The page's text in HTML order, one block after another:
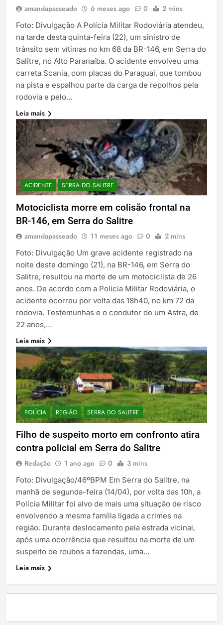
amandapasseado 6 meses ago 0 2 mins
Foto: Divulgação A Polícia Militar Rodoviária atendeu,
na tarde desta quinta-feira (22), um sinistro de
trânsito sem vítimas no km 68 da BR-146, em Serra do
Salitre, no Alto Paranaíba. O acidente envolveu uma
carreta Scania, com placas do Paraguai, que tombou
na pista e espalhou parte da carga de repolhos pela
rodovia e pelo…
Leia mais
ACIDENTE SERRA DO SALITRE
Motociclista morre em colisão frontal na
BR-146, em Serra do Salitre
amandapasseado 11 meses ago 0 2 mins
Foto: Divulgação Um grave acidente registrado na
noite deste domingo (21), na BR-146, em Serra do
Salitre, resultou na morte de um motociclista de 26
anos. De acordo com a Polícia Militar Rodoviária, o
acidente ocorreu por volta das 18h40, no km 72 da
rodovia. Testemunhas e o condutor de um Astra, de
22 anos,…
Leia mais
POLÍCIA REGIÃO SERRA DO SALITRE
Filho de suspeito morto em confronto atira
contra policial em Serra do Salitre
Redação 1 ano ago 0 3 mins
Foto: Divulgação/46ºBPM Em Serra do Salitre, na
manhã de segunda-feira (14/04), por volta das 10h, a
Polícia Militar foi alvo de mais uma situação de risco
envolvendo a mesma família ligada a crimes na
região. Durante deslocamento pela estrada vicinal,
após uma ocorrência que resultou na morte de um
suspeito de roubos a fazendas, uma…
Leia mais